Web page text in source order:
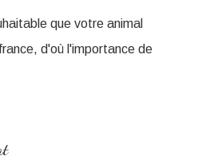
que votre animal
d'où l'importance de